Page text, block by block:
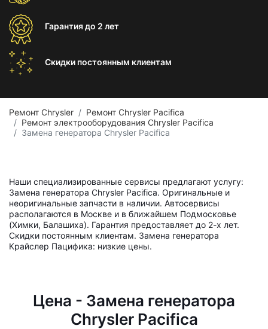
Гарантиядо 2 лет
Скидки постоянным клиентам
Ремонт Chrysler
Ремонт Chrysler Pacifica
Ремонт электрооборудования Chrysler Pacifica
Замена генератора Chrysler Pacifica
Наши специализированные сервисы предлагают услугу:
Замена генератора Chrysler Pacifica. Оригинальные и
неоригинальные запчасти в наличии. Автосервисы
располагаются в Москве и в ближайшем Подмосковье
(Химки, Балашиха). Гарантия предоставляет до 2-х лет.
Скидки постоянным клиентам. Замена генератора
Крайслер Пацифика: низкие цены.
Цена - Замена генератора
Chrysler Pacifica